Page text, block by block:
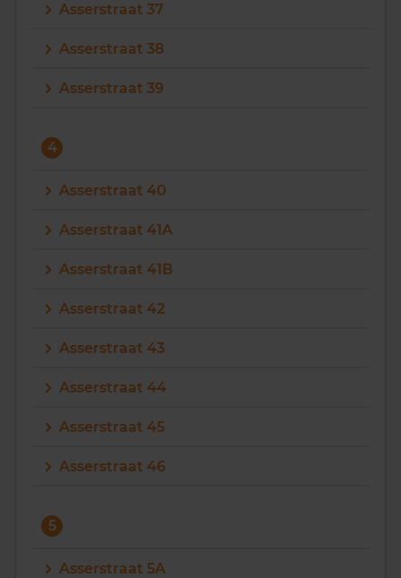
Asserstraat 37
Asserstraat 38
Asserstraat 39
4
Asserstraat 40
Asserstraat 41A
Asserstraat 41B
Asserstraat 42
Asserstraat 43
Asserstraat 44
Asserstraat 45
Asserstraat 46
5
Asserstraat 5A